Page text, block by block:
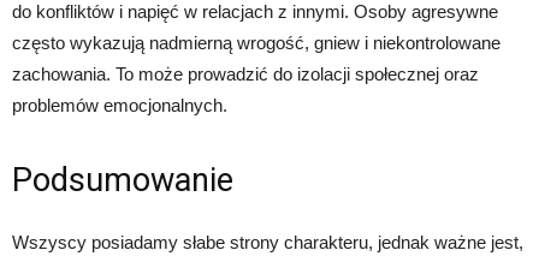
do konfliktów i napięć w relacjach z innymi. Osoby agresywne
często wykazują nadmierną wrogość, gniew i niekontrolowane
zachowania. To może prowadzić do izolacji społecznej oraz
problemów emocjonalnych.
Podsumowanie
Wszyscy posiadamy słabe strony charakteru, jednak ważne jest,